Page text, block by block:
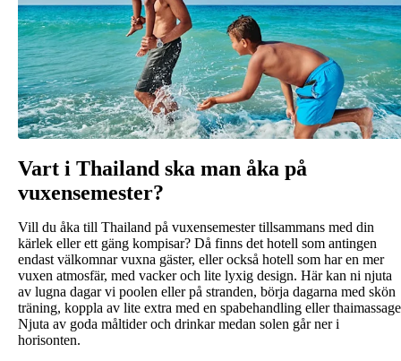
Vart i Thailand ska man åka på
vuxensemester?
Vill du åka till Thailand på vuxensemester tillsammans med din
kärlek eller ett gäng kompisar? Då finns det hotell som antingen
endast välkomnar vuxna gäster, eller också hotell som har en mer
vuxen atmosfär, med vacker och lite lyxig design. Här kan ni njuta
av lugna dagar vi poolen eller på stranden, börja dagarna med skön
träning, koppla av lite extra med en spabehandling eller
Njuta av goda måltider och drinkar medan solen går ner i
horisonten.